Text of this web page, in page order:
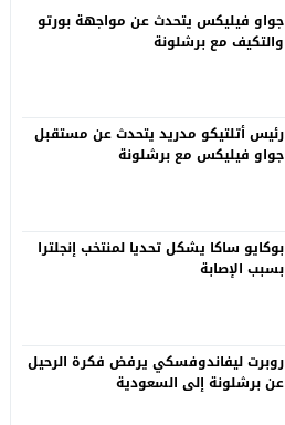
جواو فيليكس يتحدث عن مواجهة بورتو
والتكيف مع برشلونة
رئيس أتلتيكو مدريد يتحدث عن مستقبل
جواو فيليكس مع برشلونة
بوكايو ساكا يشكل تحديا لمنتخب إنجلترا
بسبب الإصابة
روبرت ليفاندوفسكي يرفض فكرة الرحيل
عن برشلونة إلى السعودية